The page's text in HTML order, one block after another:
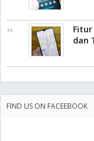
Fitur
dan
FIND US ON FACEEBOOK